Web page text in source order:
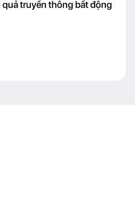
truyền thông bất động